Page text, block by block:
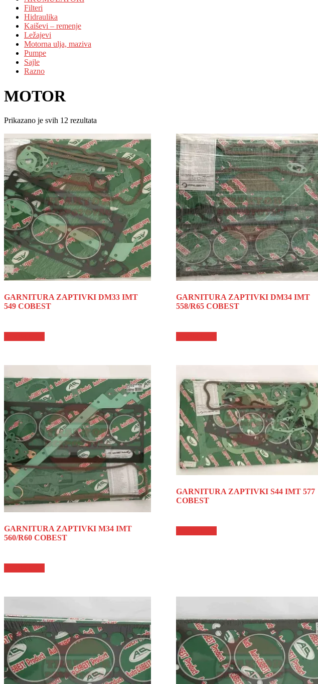
Filteri
Hidraulika
Kaiševi – remenje
Ležajevi
Motorna ulja, maziva
Pumpe
Sajle
Razno
MOTOR
Prikazano je svih 12 rezultata
GARNITURA ZAPTIVKI DM33 IMT
549 COBEST
GARNITURA ZAPTIVKI DM34 IMT
558/R65 COBEST
GARNITURA ZAPTIVKI M34 IMT
560/R60 COBEST
GARNITURA ZAPTIVKI S44 IMT 577
COBEST